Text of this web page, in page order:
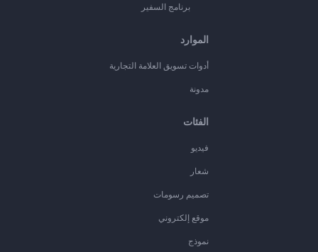
برنامج السفير
الموارد
أدوات تسويق العلامة التجارية
مدونة
الفئات
فيديو
شعار
تصميم رسومات
موقع إلكتروني
نموذج